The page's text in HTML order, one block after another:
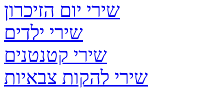
שירי יום הזיכרון
שירי ילדים
שירי קטנטנים
שירי להקות צבאיות